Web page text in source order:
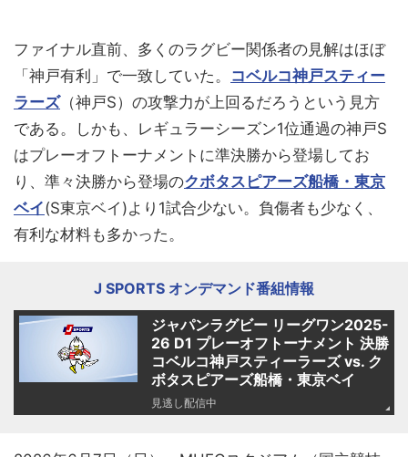
ファイナル直前、多くのラグビー関係者の見解はほぼ
「神戸有利」で一致していた。 コベルコ神戸スティー
ラーズ（神戸S）の攻撃力が上回るだろうという見方
である。しかも、レギュラーシーズン1位通過の神戸S
はプレーオフトーナメントに準決勝から登場してお
り、準々決勝から登場のクボタスピアーズ船橋・東京
ベイ(S東京ベイ)より1試合少ない。負傷者も少なく、
有利な材料も多かった。
J SPORTS オンデマンド番組情報
ジャパンラグビー リーグワン2025-
26 D1 プレーオフトーナメント 決勝
コベルコ神戸スティーラーズ vs. ク
ボタスピアーズ船橋・東京ベイ
見逃し配信中